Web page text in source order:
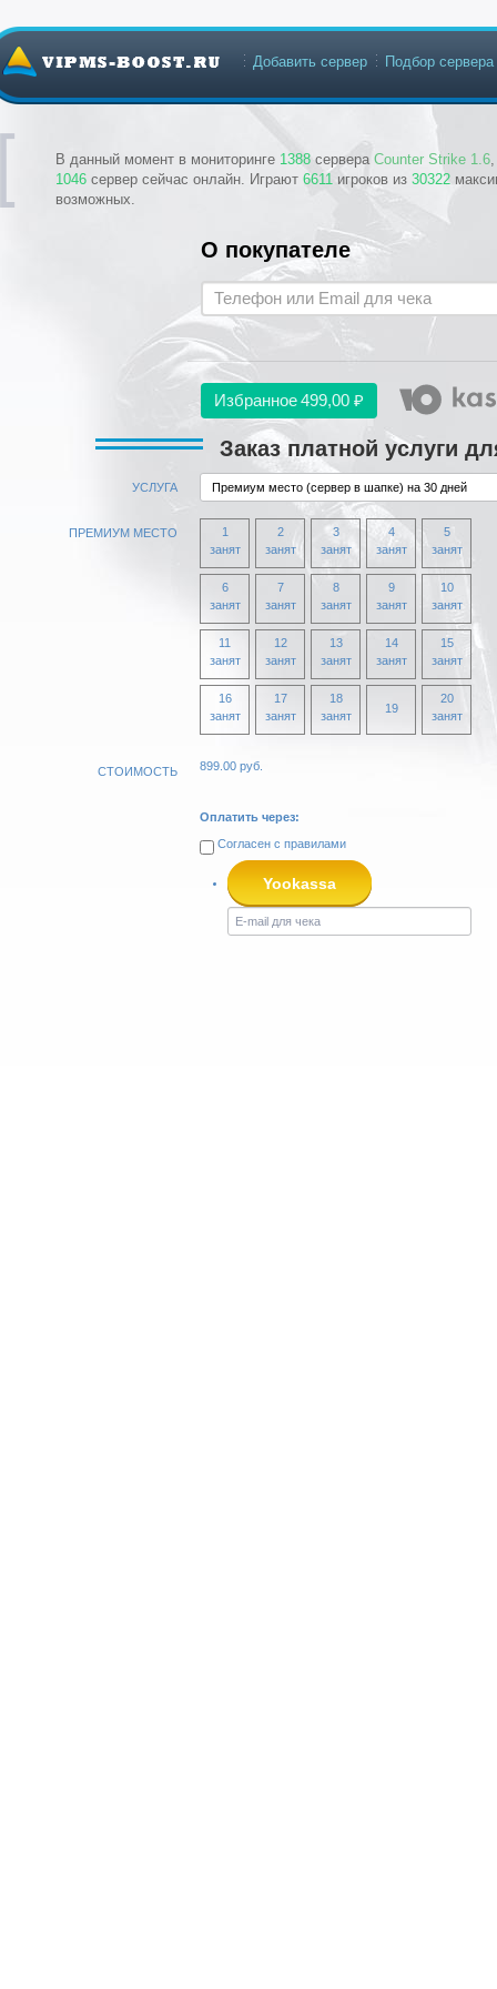
В данный момент в мониторинге 1388 сервера Counter Strike 1.6
1046 сервер сейчас онлайн. Играют 6611 игроков из 30322
возможных.
Добавить сервер Подбор сервера
О покупателе
Избранное499,00 ₽
Заказ платной услуги
УСЛУГА
ПРЕМИУМ МЕСТО
1
занят
2
занят
3
занят
4
занят
5
занят
6
занят
7
занят
8
занят
9
занят
10
занят
11
занят
12
занят
13
занят
14
занят
15
занят
16
занят
17
занят
18
занят
19
20
занят
СТОИМОСТЬ 899.00 руб.
Оплатить через:
Согласен с правилами
Yookassa